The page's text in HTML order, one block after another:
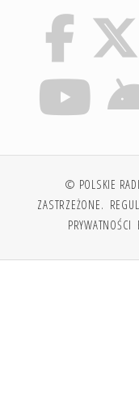
© POLSKIE
ZASTRZEŻONE.
PRYWATNOŚCI